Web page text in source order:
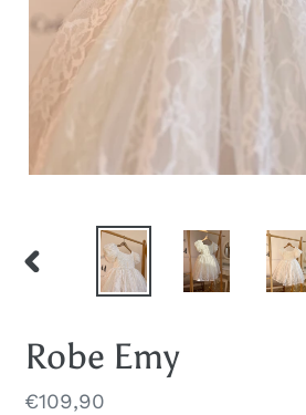
DIAPOSITIVE
Robe Emy
Prix
€109,90